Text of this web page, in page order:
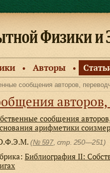
● Авторы ●
сообщения авторов, переводчиков
переводчиков и редакторов о
сообщения
арифметики
(№ 597, стр. 250—251)
Библиография II: